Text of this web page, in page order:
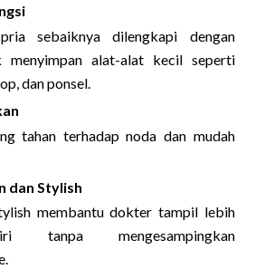
sebaiknya dilengkapi dengan
menyimpan alat-alat kecil seperti
dan ponsel.
tahan terhadap noda dan mudah
dan Stylish
membantu dokter tampil lebih
tanpa mengesampingkan